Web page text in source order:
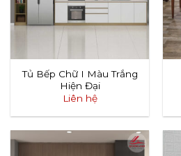
Tủ Bếp Chữ I Màu Trắng
Hiện Đại
Liên hệ